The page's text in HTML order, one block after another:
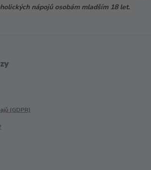
nápojů osobám mladším 18 let.
(GDPR)